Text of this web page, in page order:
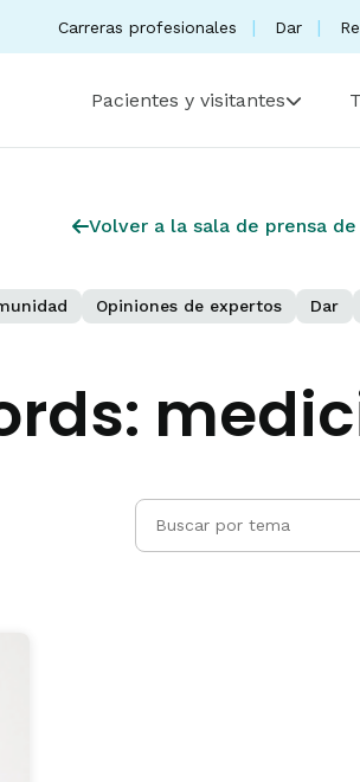
Carreras profesionales Dar
Pacientes y visitantes
Volver a la sala de prensa
Opiniones de expertos Dar